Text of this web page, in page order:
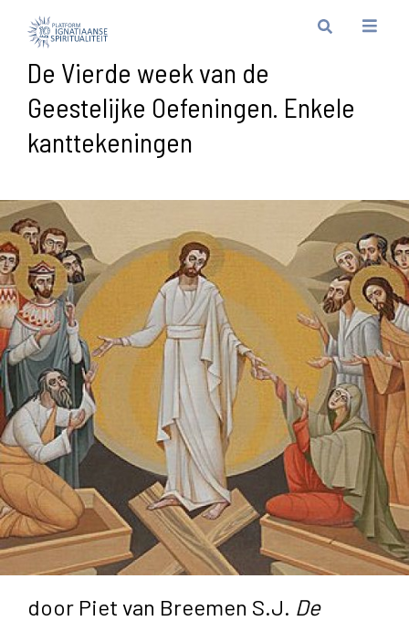
De Vierde week van de
Geestelijke Oefeningen. Enkele
kanttekeningen
door Piet van Breemen S.J. De